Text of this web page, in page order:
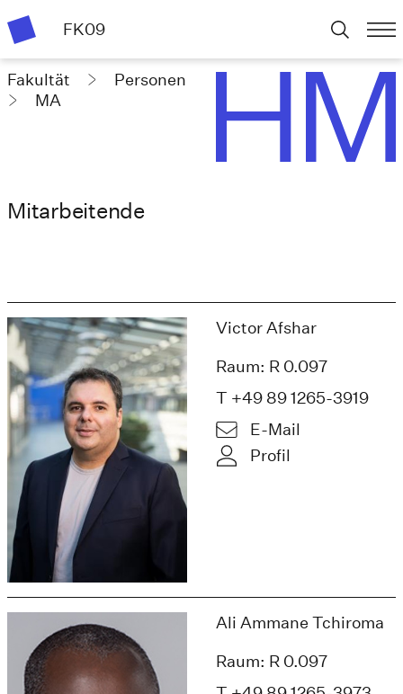
FK09
Fakultät
Personen
MA
Mitarbeitende
Victor Afshar
Raum: R 0.097
T +49 89 1265-3919
E-Mail
Profil
Ali Ammane Tchiroma
Raum: R 0.097